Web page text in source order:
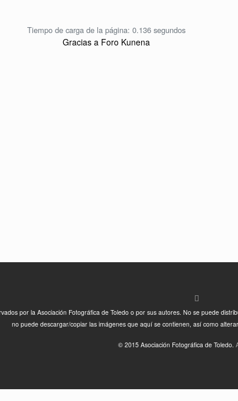
Tiempo de carga de la página: 0.136 segundos
Gracias a Foro Kunena
por la Asociación Fotográfica de Toledo o por sus autores. No se puede
no puede descargar/copiar las imágenes que aquí se contienen, así como
© 2015 Asociación Fotográfica de Toledo.